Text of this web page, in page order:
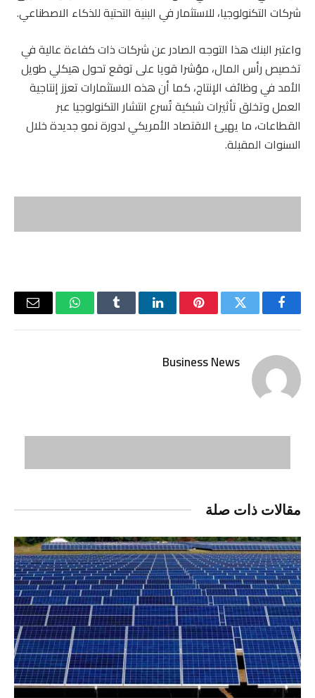
شركات التكنولوجيا، للاستثمار في البنية التحتية للذكاء الاصطناعي.
واعتبر البنك هذا التوجه الصادر عن شركات ذات كفاءة عالية في
تخصيص رأس المال، مؤشرا قويا على توقع تحول هيكلي طويل
الأمد في وظائف الإنتاج، كما أن هذه الاستثمارات تعزز إنتاجية
العمل وتخلق تأثيرات شبكية تُسرع انتشار التكنولوجيا عبر
القطاعات، ما يهيئ الاقتصاد الأمريكي لدورة نمو جديدة خلال
السنوات المقبلة.
فيسبوكتويتر بينتيريستلينكدإن Tumblr واتسابالبريد
Business News
مقالات ذات صلة